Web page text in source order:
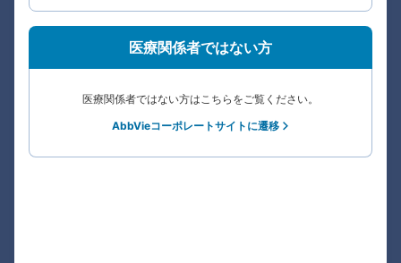
医療関係者ではない方
医療関係者ではない方はこちらをご覧ください。
AbbVieコーポレートサイトに遷移